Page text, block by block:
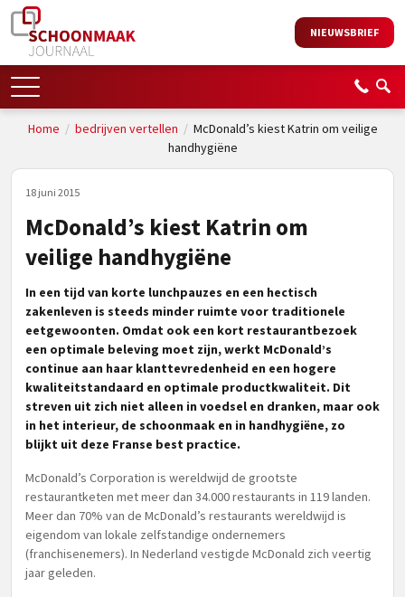
NIEUWSBRIEF
Home / bedrijven vertellen / McDonald’s kiest Katrin om veilige
handhygiëne
18 juni 2015
McDonald’s kiest Katrin om
veilige handhygiëne
In een tijd van korte lunchpauzes en een hectisch
zakenleven is steeds minder ruimte voor traditionele
eetgewoonten. Omdat ook een kort restaurantbezoek
een optimale beleving moet zijn, werkt McDonald’s
continue aan haar klanttevredenheid en een hogere
kwaliteitstandaard en optimale productkwaliteit. Dit
streven uit zich niet alleen in voedsel en dranken, maar ook
in het interieur, de schoonmaak en in handhygiëne, zo
blijkt uit deze Franse best practice.
McDonald’s Corporation is wereldwijd de grootste
restaurantketen met meer dan 34.000 restaurants in 119 landen.
Meer dan 70% van de McDonald’s restaurants wereldwijd is
eigendom van lokale zelfstandige ondernemers
(franchisenemers). In Nederland vestigde McDonald zich veertig
jaar geleden.